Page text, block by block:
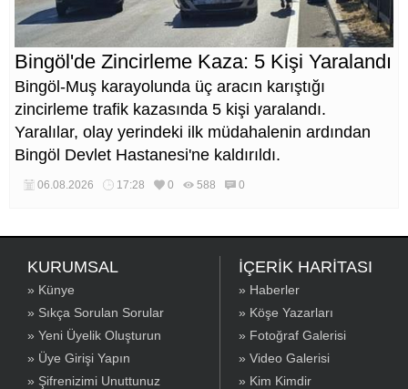
Bingöl'de Zincirleme Kaza: 5 Kişi Yaralandı
Bingöl-Muş karayolunda üç aracın karıştığı
zincirleme trafik kazasında 5 kişi yaralandı.
Yaralılar, olay yerindeki ilk müdahalenin ardından
Bingöl Devlet Hastanesi'ne kaldırıldı.
06.08.2026 17:28 0 588 0
KURUMSAL
» Künye
» Sıkça Sorulan Sorular
» Yeni Üyelik Oluşturun
» Üye Girişi Yapın
» Şifrenizimi Unuttunuz
İÇERİK HARİTASI
» Haberler
» Köşe Yazarları
» Fotoğraf Galerisi
» Video Galerisi
» Kim Kimdir